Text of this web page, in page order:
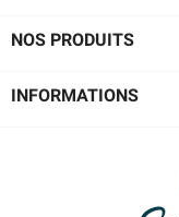
NOS PRODUITS
INFORMATIONS